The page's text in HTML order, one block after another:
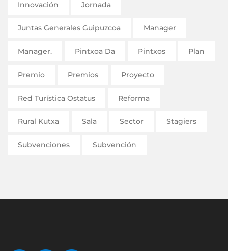
Innovación Jornada
Juntas Generales Guipuzcoa Manager
Manager. Pintxoa Da Pintxos Plan
Premio Premios Proyecto
Red Turística Ostatus Reforma
Rural Kutxa Sala Sector Stagiers
Subvenciones Subvención